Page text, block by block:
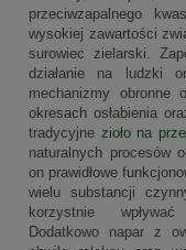
przeciwzapalnego
wysokiej zawartości
surowiec zielarski.
działanie na ludzki
mechanizmy obronne
okresach osłabienia
tradycyjne zioło na
naturalnych procesów
on prawidłowe
wielu substancji
korzystnie
Dodatkowo napar z